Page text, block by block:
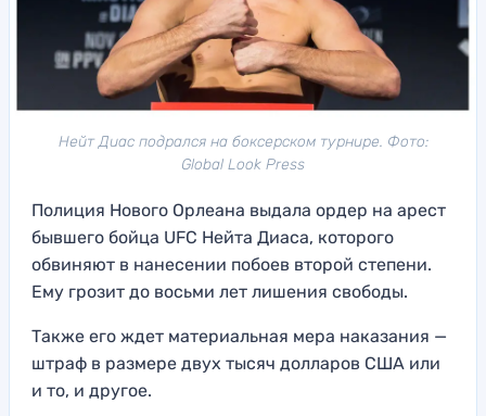
Нейт Диас подрался на боксерском турнире. Фото:
Global Look Press
Полиция Нового Орлеана выдала ордер на арест
бывшего бойца UFC Нейта Диаса, которого
обвиняют в нанесении побоев второй степени.
Ему грозит до восьми лет лишения свободы.
Также его ждет материальная мера наказания —
штраф в размере двух тысяч долларов США или
и то, и другое.